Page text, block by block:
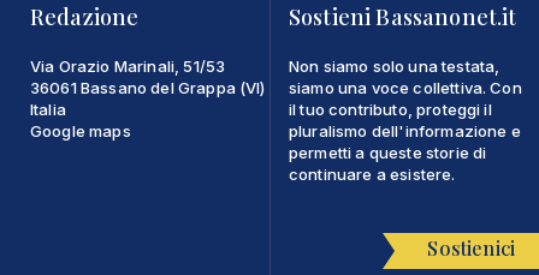
Redazione
Via Orazio Marinali, 51/53
36061 Bassano del Grappa (VI)
Italia
Google maps
Sostieni Bassanonet.it
Non siamo solo una testata,
siamo una voce collettiva. Con
il tuo contributo, proteggi il
pluralismo dell'informazione e
permetti a queste storie di
continuare a esistere.
Sostienici